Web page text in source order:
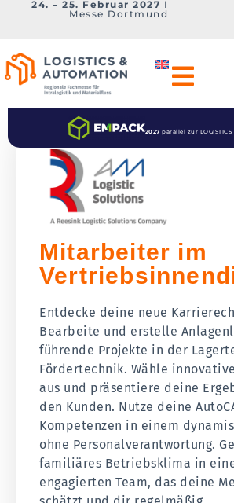
24. – 25. Februar 2027 I
Messe Dortmund
2027 parallel zur LOGISTICS
Mitarbeiter im
Entdecke deine neue
Bearbeite und erstelle
führende Projekte in der
Fördertechnik. Wähle
aus und präsentiere deine
den Kunden. Nutze deine
Kompetenzen in einem
ohne Personalverantwortung.
familiäres Betriebsklima in
engagierten Team, das deine